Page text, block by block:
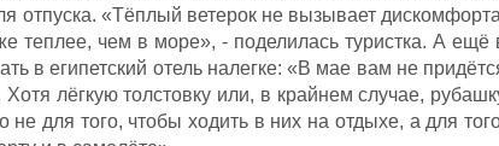
отпуска. «Тёплый ветерок не вызывает
теплее, чем в море», - поделилась туристка. А ещё
в египетский отель налегке: «В мае вам не
лёгкую толстовку или, в крайнем случае,
не для того, чтобы ходить в них на отдыхе, а для